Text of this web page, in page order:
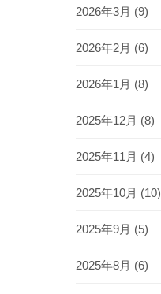
2026年3月 (9)
2026年2月 (6)
2026年1月 (8)
2025年12月 (8)
2025年11月 (4)
2025年10月 (10)
2025年9月 (5)
2025年8月 (6)